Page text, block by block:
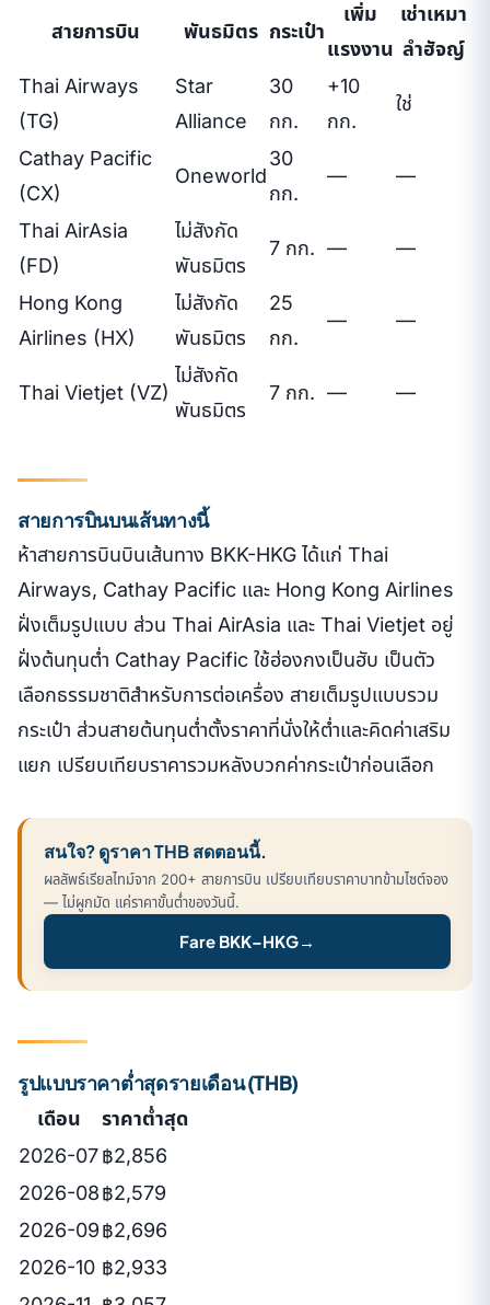
สายการบิน พันธมิตร กระเป๋า
เพิ่ม
แรงงาน
เช่าเหมา
ลำฮัจญ์
Thai Airways
(TG)
Star
Alliance
30
กก.
+10
กก.
ใช่
Cathay Pacific
(CX)
Oneworld
30
กก.
— —
Thai AirAsia
(FD)
ไม่สังกัด
พันธมิตร
7 กก. — —
Hong Kong
Airlines (HX)
ไม่สังกัด
พันธมิตร
25
กก.
— —
Thai Vietjet (VZ)
ไม่สังกัด
พันธมิตร
7 กก. — —
สายการบินบนเส้นทางนี้
ห้าสายการบินบินเส้นทาง BKK-HKG ได้แก่ Thai
Airways, Cathay Pacific และ Hong Kong Airlines
ฝั่งเต็มรูปแบบ ส่วน Thai AirAsia และ Thai Vietjet อยู่
ฝั่งต้นทุนต่ำ Cathay Pacific ใช้ฮ่องกงเป็นฮับ เป็นตัว
เลือกธรรมชาติสำหรับการต่อเครื่อง สายเต็มรูปแบบรวม
กระเป๋า ส่วนสายต้นทุนต่ำตั้งราคาที่นั่งให้ต่ำและคิดค่าเสริม
แยก เปรียบเทียบราคารวมหลังบวกค่ากระเป๋าก่อนเลือก
สนใจ? ดูราคา THB สดตอนนี้.
ผลลัพธ์เรียลไทม์จาก 200+ สายการบิน เปรียบเทียบราคาบาทข้ามไซต์จอง
— ไม่ผูกมัด แค่ราคาขั้นต่ำของวันนี้.
Fare BKK–HKG→
รูปแบบราคาต่ำสุดรายเดือน (THB)
เดือน
ราคาต่ำสุด
2026-07฿2,856
2026-08฿2,579
2026-09฿2,696
2026-10 ฿2,933